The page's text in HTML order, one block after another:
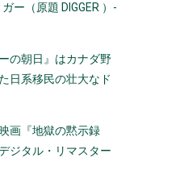
ガー（原題 DIGGER ）-
の朝日』はカナダ野
日系移民の壮大なド
画『地獄の黙示録
ジタル・リマスター